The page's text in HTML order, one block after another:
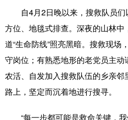
会展 彩票
悦读 公益
亚太网 上市公司
地方频道
自4月2日晚以来，搜救队员们
方位、地毯式排查。深夜的山林
道“生命防线”照亮黑暗。搜救现场
守岗位；有熟悉地形的老党员主
农活、自发加入搜救队伍的乡亲
路上，坚定而沉着地进行搜寻。
“每一步都可能是救命关键，我